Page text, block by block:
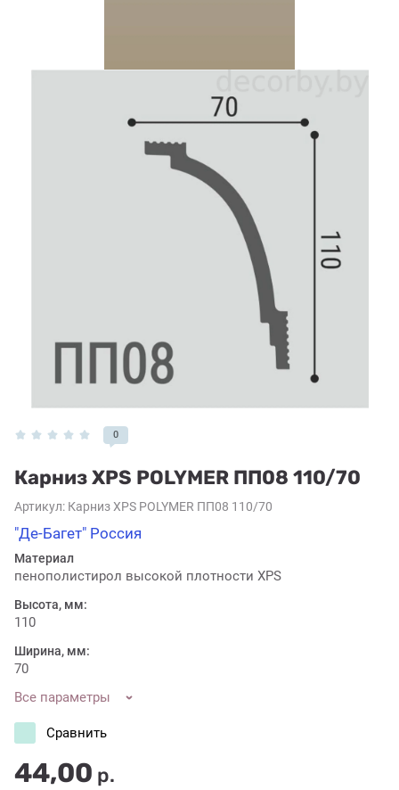
0
Карниз XPS POLYMER ПП08 110/70
Артикул: Карниз XPS POLYMER ПП08 110/70
"Де-Багет" Россия
Материал
пенополистирол высокой плотности XPS
Высота, мм:
110
Ширина, мм:
70
Все параметры
44,00 р.
Сравнить